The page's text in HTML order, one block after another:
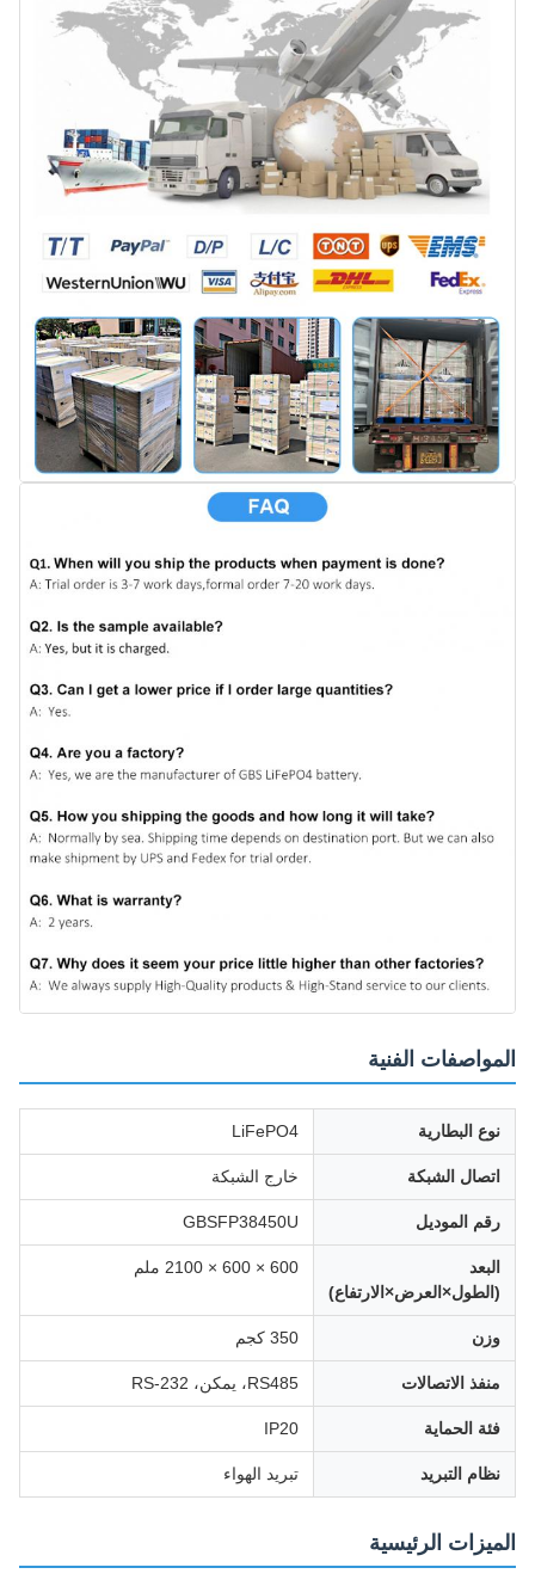
المواصفات الفنية
نوع البطارية LiFePO4
اتصال الشبكة خارج الشبكة
رقم الموديل GBSFP38450U
البعد
(الطول×العرض×الارتفاع)
600 × 600 × 2100 ملم
وزن 350 كجم
منفذ الاتصالات RS485، يمكن، RS-232
فئة الحماية IP20
نظام التبريد تبريد الهواء
الميزات الرئيسية